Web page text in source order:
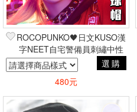
ROCOPUNKO🖤日文KUSO漢
字NEET自宅警備員刺繡中性
棒球帽 吉兒原創原宿街頭嘻哈
選購
480元